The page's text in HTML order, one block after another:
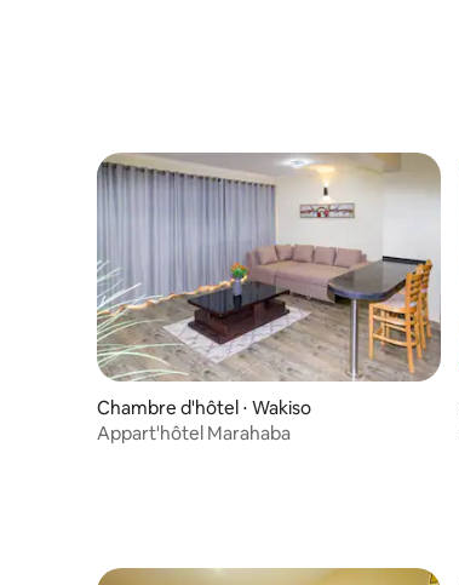
Chambre d'hôtel ⋅ Wakiso
Appart'hôtel Marahaba